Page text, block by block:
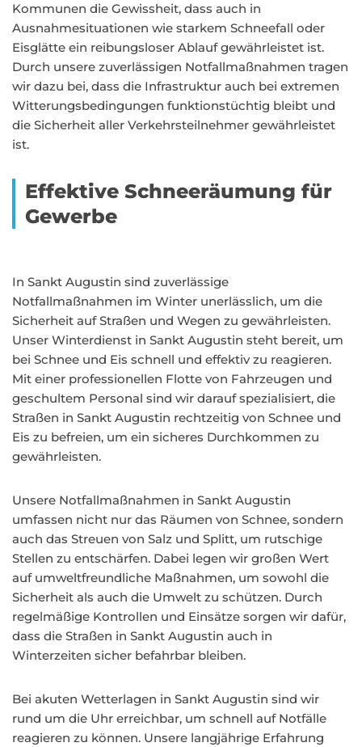
Kommunen die Gewissheit, dass auch in
Ausnahmesituationen wie starkem Schneefall oder
Eisglätte ein reibungsloser Ablauf gewährleistet ist.
Durch unsere zuverlässigen Notfallmaßnahmen tragen
wir dazu bei, dass die Infrastruktur auch bei extremen
Witterungsbedingungen funktionstüchtig bleibt und
die Sicherheit aller Verkehrsteilnehmer gewährleistet
ist.
Effektive Schneeräumung für
Gewerbe
In Sankt Augustin sind zuverlässige
Notfallmaßnahmen im Winter unerlässlich, um die
Sicherheit auf Straßen und Wegen zu gewährleisten.
Unser Winterdienst in Sankt Augustin steht bereit, um
bei Schnee und Eis schnell und effektiv zu reagieren.
Mit einer professionellen Flotte von Fahrzeugen und
geschultem Personal sind wir darauf spezialisiert, die
Straßen in Sankt Augustin rechtzeitig von Schnee und
Eis zu befreien, um ein sicheres Durchkommen zu
gewährleisten.
Unsere Notfallmaßnahmen in Sankt Augustin
umfassen nicht nur das Räumen von Schnee, sondern
auch das Streuen von Salz und Splitt, um rutschige
Stellen zu entschärfen. Dabei legen wir großen Wert
auf umweltfreundliche Maßnahmen, um sowohl die
Sicherheit als auch die Umwelt zu schützen. Durch
regelmäßige Kontrollen und Einsätze sorgen wir dafür,
dass die Straßen in Sankt Augustin auch in
Winterzeiten sicher befahrbar bleiben.
Bei akuten Wetterlagen in Sankt Augustin sind wir
rund um die Uhr erreichbar, um schnell auf Notfälle
reagieren zu können. Unsere langjährige Erfahrung